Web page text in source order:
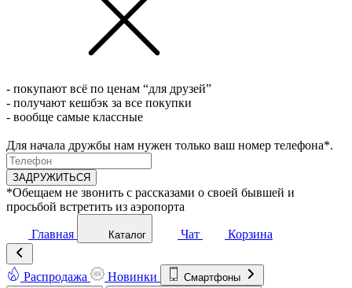
- покупают всё по ценам “для друзей”
- получают кешбэк за все покупки
- вообще самые классные
Для начала дружбы нам нужен только ваш номер телефона*.
ЗАДРУЖИТЬСЯ
*Обещаем не звонить с рассказами о своей бывшей и
просьбой встретить из аэропорта
Главная Каталог Чат Корзина
Распродажа Новинки
Смартфоны